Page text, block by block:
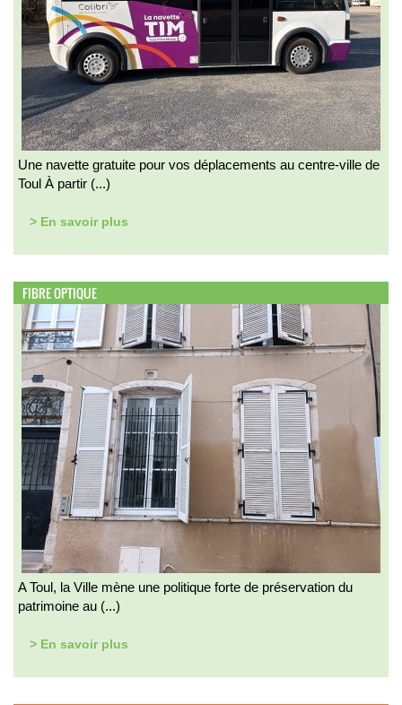
Une navette gratuite pour vos déplacements au centre-ville de
Toul À partir (...)
> En savoir plus
FIBRE OPTIQUE
A Toul, la Ville mène une politique forte de préservation du
patrimoine au (...)
> En savoir plus